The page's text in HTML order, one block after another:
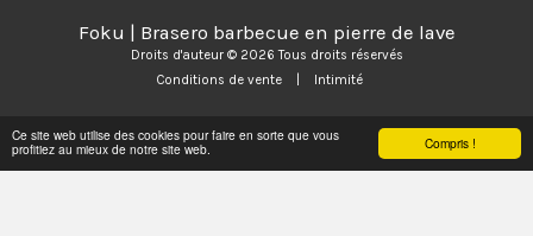
Compris !
Ce site web utilise des cookies pour faire en sorte que vous
profitiez au mieux de notre site web.
Foku | Brasero barbecue en pierre de lave
Droits d'auteur © 2026 Tous droits réservés
Conditions de vente
Intimité
S'ABONNER